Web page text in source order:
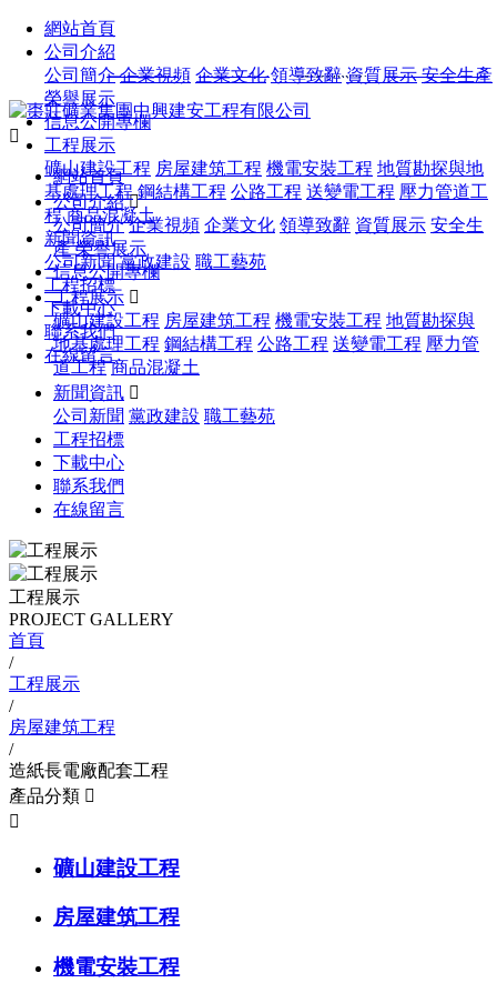
歡迎您訪問棗莊礦業集團中興建安工程有限公司官方網站！
留言反饋|聯系我們 服務熱線：0632-4082529
網站首頁
公司介紹
公司簡介 企業視頻 企業文化 領導致辭 資質展示 安全生產
榮譽展示
信息公開專欄
工程展示
礦山建設工程 房屋建筑工程 機電安裝工程 地質勘探與地
基處理工程 鋼結構工程 公路工程 送變電工程 壓力管道工
程 商品混凝土
新聞資訊
公司新聞 黨政建設 職工藝苑
工程招標
下載中心
聯系我們
在線留言

網站首頁
公司介紹 
公司簡介 企業視頻 企業文化 領導致辭 資質展示 安全生
產 榮譽展示
信息公開專欄
工程展示 
礦山建設工程 房屋建筑工程 機電安裝工程 地質勘探與
地基處理工程 鋼結構工程 公路工程 送變電工程 壓力管
道工程 商品混凝土
新聞資訊 
公司新聞 黨政建設 職工藝苑
工程招標
下載中心
聯系我們
在線留言
工程展示
PROJECT GALLERY
首頁
/
工程展示
/
房屋建筑工程
/
造紙長電廠配套工程
產品分類 

礦山建設工程
房屋建筑工程
機電安裝工程